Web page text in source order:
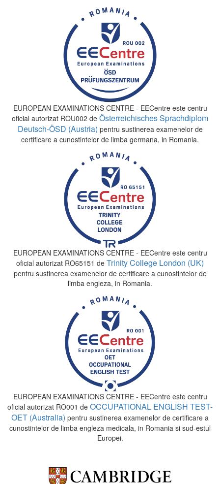
EUROPEAN EXAMINATIONS CENTRE - EECentre este centru
oficial autorizat ROU002 de Österreichisches Sprachdiplom
Deutsch-ÖSD (Austria) pentru sustinerea examenelor de
certificare a cunostintelor de limba germana, in Romania.
EUROPEAN EXAMINATIONS CENTRE - EECentre este centru
oficial autorizat RO65151 de Trinity College London (UK)
pentru sustinerea examenelor de certificare a cunostintelor de
limba engleza, in Romania.
EUROPEAN EXAMINATIONS CENTRE - EECentre este centru
oficial autorizat RO001 de OCCUPATIONAL ENGLISH TEST-
OET (Australia) pentru sustinerea examenelor de certificare a
cunostintelor de limba engleza medicala, in Romania si sud-estul
Europei.